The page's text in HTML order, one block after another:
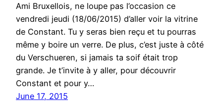
Ami Bruxellois, ne loupe pas l’occasion ce
vendredi jeudi (18/06/2015) d’aller voir la vitrine
de Constant. Tu y seras bien reçu et tu pourras
même y boire un verre. De plus, c’est juste à côté
du Verschueren, si jamais ta soif était trop
grande. Je t’invite à y aller, pour découvrir
Constant et pour y…
June 17, 2015